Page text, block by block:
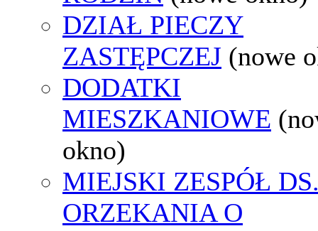
DZIAŁ PIECZY
ZASTĘPCZEJ (nowe
DODATKI
MIESZKANIOWE
okno)
MIEJSKI ZESPÓŁ
ORZEKANIA O